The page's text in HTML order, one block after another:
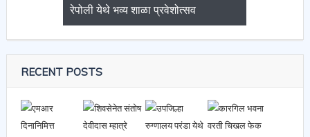
रेपोली येथे भव्य शाळा प्रवेशोत्सव
RECENT POSTS